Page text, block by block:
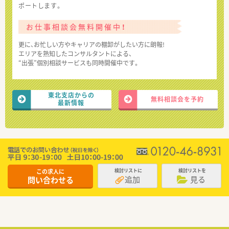
ポートします。
お仕事相談会無料開催中！
更に、お忙しい方やキャリアの棚卸がしたい方に朗報!
エリアを熟知したコンサルタントによる、
“出張”個別相談サービスも同時開催中です。
東北支店からの
最新情報
無料相談会を予約
この求人に
問い合わせる
検討リストに
追加
検討リストを
見る